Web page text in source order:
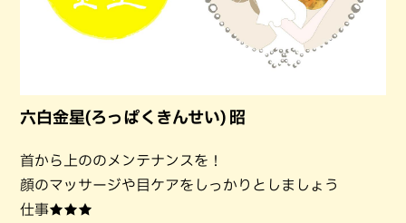
六白金星(ろっぱくきんせい) 昭
首から上ののメンテナンスを！
顔のマッサージや目ケアをしっかりとしましょう
仕事★★★